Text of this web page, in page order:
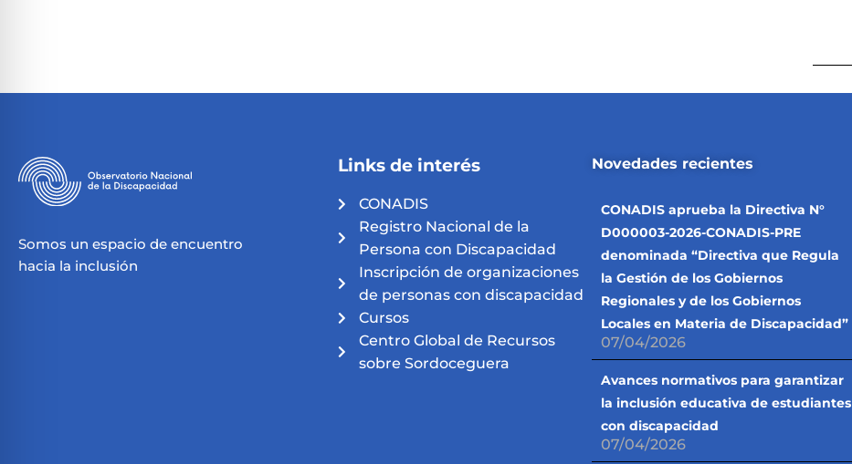
Somos un espacio de encuentro
hacia la inclusión
Links de interés
CONADIS
Registro Nacional de la
Persona con Discapacidad
Inscripción de organizaciones
de personas con discapacidad
Cursos
Centro Global de Recursos
sobre Sordoceguera
Novedades recientes
CONADIS aprueba la Directiva N°
D000003-2026-CONADIS-PRE
denominada “Directiva que Regula
la Gestión de los Gobiernos
Regionales y de los Gobiernos
Locales en Materia de Discapacidad”
07/04/2026
Avances normativos para garantizar
la inclusión educativa de estudiantes
con discapacidad
07/04/2026